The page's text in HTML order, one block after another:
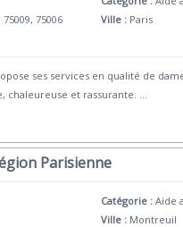
75009, 75006
Ville : Paris
ses services en qualité de
chaleureuse et rassurante. ...
Parisienne
Catégorie : Aide
Ville : Montreuil